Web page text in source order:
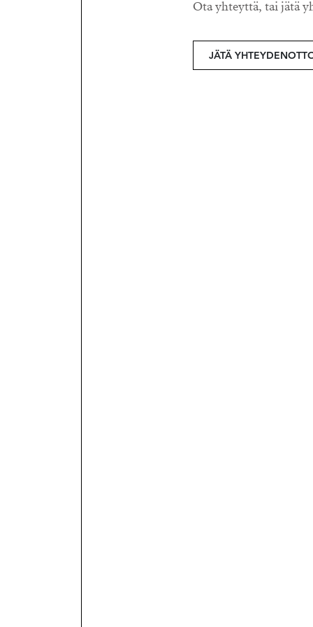
Ota yhteyttä, tai jätä
JÄTÄ